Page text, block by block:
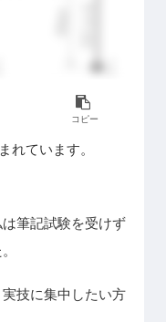
コピー
れています。
筆記試験を受けず
技に集中したい方